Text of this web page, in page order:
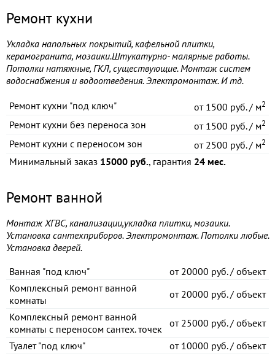
Ремонт кухни
Укладка напольных покрытий, кафельной плитки,
керамогранита, мозаики.Штукатурно- малярные работы.
Потолки натяжные, ГКЛ, существующие. Монтаж систем
водоснабжения и водоотведения. Электромонтаж. И тд.
Ремонт кухни "под ключ" от1500 руб. / м2
Ремонт кухни без переноса зон от1500 руб. / м2
Ремонт кухни с переносом зон от2500 руб. / м2
Минимальный заказ 15000 руб., гарантия 24 мес.
Ремонт ванной
Монтаж ХГВС, канализации,укладка плитки, мозаики.
Установка сантехприборов. Электромонтаж. Потолки любые.
Установка дверей.
Ванная "под ключ"
от20000 руб. / объект
Комплексный ремонт ванной
комнаты
от20000 руб. / объект
Комплексный ремонт ванной
комнаты с переносом сантех. точек от25000 руб. / объект
Туалет "под ключ"
от10000 руб. / объект